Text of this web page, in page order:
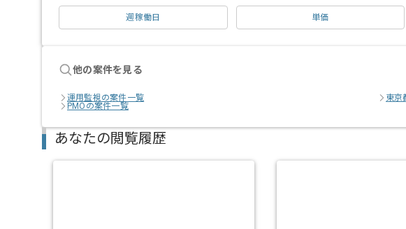
週稼働日 単価
他の案件を見る
運用監視の案件一覧
東京
PMOの案件一覧
あなたの閲覧履歴